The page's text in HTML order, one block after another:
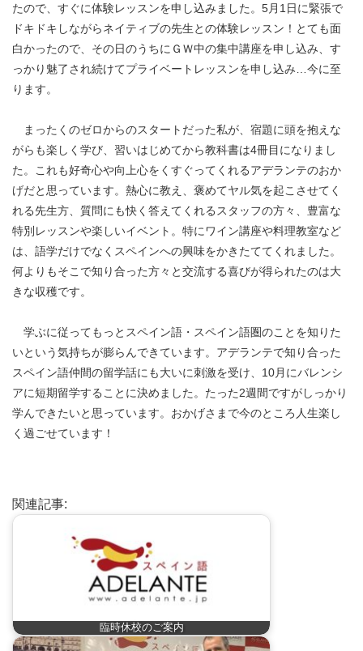
たので、すぐに体験レッスンを申し込みました。5月1日に緊張で
ドキドキしながらネイティブの先生との体験レッスン！とても面
白かったので、その日のうちにＧＷ中の集中講座を申し込み、す
っかり魅了され続けてプライベートレッスンを申し込み…今に至
ります。
まったくのゼロからのスタートだった私が、宿題に頭を抱えな
がらも楽しく学び、習いはじめてから教科書は4冊目になりまし
た。これも好奇心や向上心をくすぐってくれるアデランテのおか
げだと思っています。熱心に教え、褒めてヤル気を起こさせてく
れる先生方、質問にも快く答えてくれるスタッフの方々、豊富な
特別レッスンや楽しいイベント。特にワイン講座や料理教室など
は、語学だけでなくスペインへの興味をかきたててくれました。
何よりもそこで知り合った方々と交流する喜びが得られたのは大
きな収穫です。
学ぶに従ってもっとスペイン語・スペイン語圏のことを知りた
いという気持ちが膨らんできています。アデランテで知り合った
スペイン語仲間の留学話にも大いに刺激を受け、10月にバレンシ
アに短期留学することに決めました。たった2週間ですがしっかり
学んできたいと思っています。おかげさまで今のところ人生楽し
く過ごせています！
関連記事:
臨時休校のご案内